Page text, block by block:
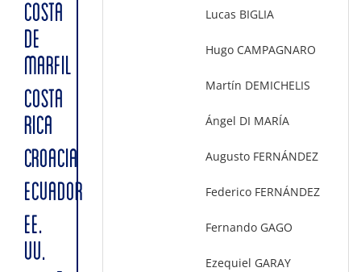
COSTA
DE
MARFIL
COSTA
RICA
CROACIA
ECUADOR
EE.
UU.
Lucas BIGLIA
Hugo CAMPAGNARO
Martín DEMICHELIS
Ángel DI MARÍA
Augusto FERNÁNDEZ
Federico FERNÁNDEZ
Fernando GAGO
Ezequiel GARAY